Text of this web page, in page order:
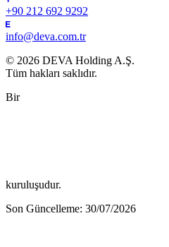
+90 212 692 9292
info@deva.com.tr
© 2026 DEVA Holding A.Ş.
Tüm hakları saklıdır.
Bir
kuruluşudur.
Son Güncelleme: 30/07/2026